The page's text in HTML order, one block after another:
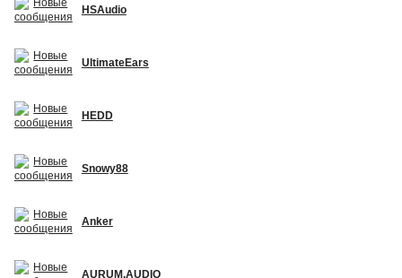
HSAudio
UltimateEars
HEDD
Snowy88
Anker
AURUM.AUDIO